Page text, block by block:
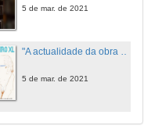
5 de mar. de 2021
"A actualidade da obra de Álvaro Cunqueiro" Xina Vega, Armando Requeixo e Xosé M.ª Álvarez Cáccamo
5 de mar. de 2021